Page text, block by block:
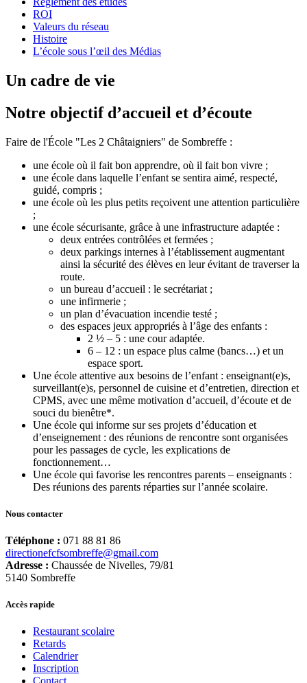
ROI
Valeurs du réseau
Histoire
L’école sous l’œil des Médias
Un cadre de vie
Notre objectif d’accueil et d’écoute
Faire de l'École "Les 2 Châtaigniers" de Sombreffe :
une école où il fait bon apprendre, où il fait bon vivre ;
une école dans laquelle l’enfant se sentira aimé, respecté,
guidé, compris ;
une école où les plus petits reçoivent une attention particulière
;
une école sécurisante, grâce à une infrastructure adaptée :
deux entrées contrôlées et fermées ;
deux parkings internes à l’établissement augmentant
ainsi la sécurité des élèves en leur évitant de traverser la
route.
un bureau d’accueil : le secrétariat ;
une infirmerie ;
un plan d’évacuation incendie testé ;
des espaces jeux appropriés à l’âge des enfants :
2 ½ – 5 : une cour adaptée.
6 – 12 : un espace plus calme (bancs…) et un
espace sport.
Une école attentive aux besoins de l’enfant : enseignant(e)s,
surveillant(e)s, personnel de cuisine et d’entretien, direction et
CPMS, avec une même motivation d’accueil, d’écoute et de
souci du bienêtre*.
Une école qui informe sur ses projets d’éducation et
d’enseignement : des réunions de rencontre sont organisées
pour les passages de cycle, les explications de
fonctionnement…
Une école qui favorise les rencontres parents – enseignants :
Des réunions des parents réparties sur l’année scolaire.
Nous contacter
Téléphone : 071 88 81 86
directionefcfsombreffe@gmail.com
Adresse : Chaussée de Nivelles, 79/81
5140 Sombreffe
Accès rapide
Restaurant scolaire
Retards
Calendrier
Inscription